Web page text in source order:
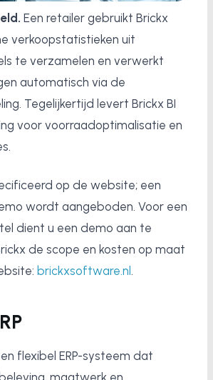
Een retailer gebruikt Brickx
verkoopstatistieken uit
te verzamelen en verwerkt
automatisch via de
Tegelijkertijd levert Brickx BI
voor voorraadoptimalisatie en
op de website; een
wordt aangeboden. Voor een
dient u een demo aan te
de scope en kosten op maat
brickxsoftware.nl .
flexibel ERP-systeem dat
maatwerk en